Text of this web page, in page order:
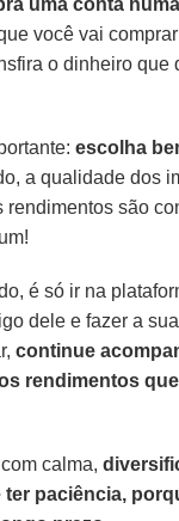
você vai
o dinheiro que
escolha
a qualidade dos
rendimentos são
é só ir na
dele e fazer a
continue
rendimentos
calma,
ter paciência,